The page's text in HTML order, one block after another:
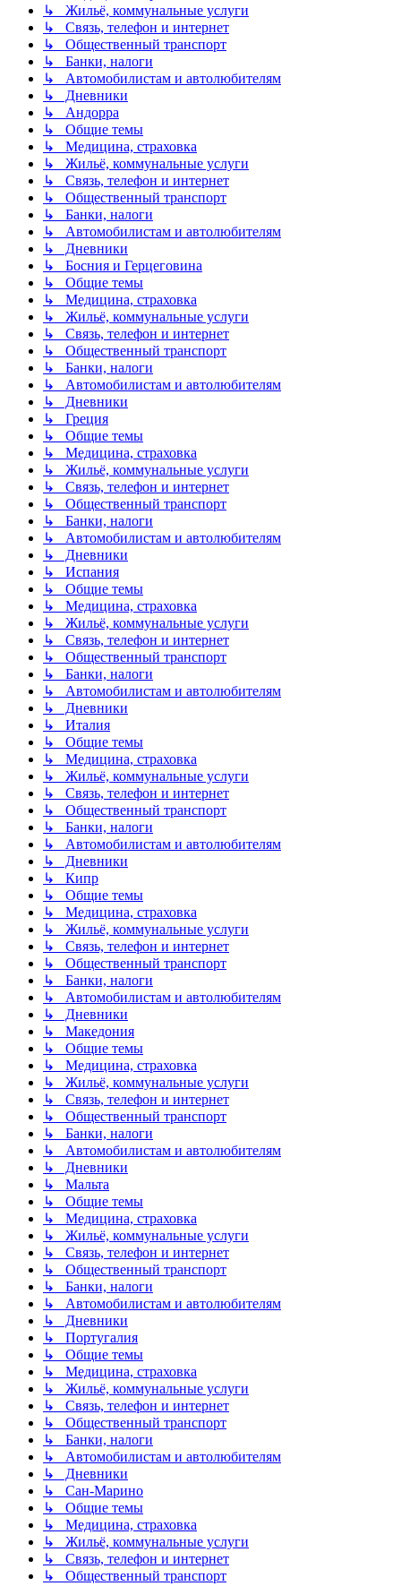
↳ Жильё, коммунальные услуги
↳ Связь, телефон и интернет
↳ Общественный транспорт
↳ Банки, налоги
↳ Автомобилистам и автолюбителям
↳ Дневники
↳ Андорра
↳ Общие темы
↳ Медицина, страховка
↳ Жильё, коммунальные услуги
↳ Связь, телефон и интернет
↳ Общественный транспорт
↳ Банки, налоги
↳ Автомобилистам и автолюбителям
↳ Дневники
↳ Босния и Герцеговина
↳ Общие темы
↳ Медицина, страховка
↳ Жильё, коммунальные услуги
↳ Связь, телефон и интернет
↳ Общественный транспорт
↳ Банки, налоги
↳ Автомобилистам и автолюбителям
↳ Дневники
↳ Греция
↳ Общие темы
↳ Медицина, страховка
↳ Жильё, коммунальные услуги
↳ Связь, телефон и интернет
↳ Общественный транспорт
↳ Банки, налоги
↳ Автомобилистам и автолюбителям
↳ Дневники
↳ Испания
↳ Общие темы
↳ Медицина, страховка
↳ Жильё, коммунальные услуги
↳ Связь, телефон и интернет
↳ Общественный транспорт
↳ Банки, налоги
↳ Автомобилистам и автолюбителям
↳ Дневники
↳ Италия
↳ Общие темы
↳ Медицина, страховка
↳ Жильё, коммунальные услуги
↳ Связь, телефон и интернет
↳ Общественный транспорт
↳ Банки, налоги
↳ Автомобилистам и автолюбителям
↳ Дневники
↳ Кипр
↳ Общие темы
↳ Медицина, страховка
↳ Жильё, коммунальные услуги
↳ Связь, телефон и интернет
↳ Общественный транспорт
↳ Банки, налоги
↳ Автомобилистам и автолюбителям
↳ Дневники
↳ Македония
↳ Общие темы
↳ Медицина, страховка
↳ Жильё, коммунальные услуги
↳ Связь, телефон и интернет
↳ Общественный транспорт
↳ Банки, налоги
↳ Автомобилистам и автолюбителям
↳ Дневники
↳ Мальта
↳ Общие темы
↳ Медицина, страховка
↳ Жильё, коммунальные услуги
↳ Связь, телефон и интернет
↳ Общественный транспорт
↳ Банки, налоги
↳ Автомобилистам и автолюбителям
↳ Дневники
↳ Португалия
↳ Общие темы
↳ Медицина, страховка
↳ Жильё, коммунальные услуги
↳ Связь, телефон и интернет
↳ Общественный транспорт
↳ Банки, налоги
↳ Автомобилистам и автолюбителям
↳ Дневники
↳ Сан-Марино
↳ Общие темы
↳ Медицина, страховка
↳ Жильё, коммунальные услуги
↳ Связь, телефон и интернет
↳ Общественный транспорт